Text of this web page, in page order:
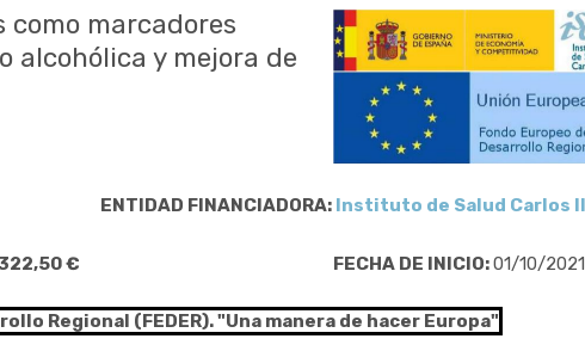
marcadores
alcohólica y mejora de
ENTIDAD FINANCIADORA: Instituto de Salud Carlos III
€ FECHA DE INICIO:01/10/2021
Regional (FEDER). "Una manera de hacer Europa"